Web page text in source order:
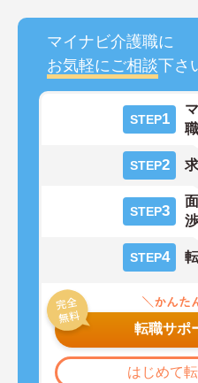
マイナビ介護職に
お気軽にご相談下さ
STEP1
STEP2
STEP3
渉
STEP4
転職サポ
はじめて